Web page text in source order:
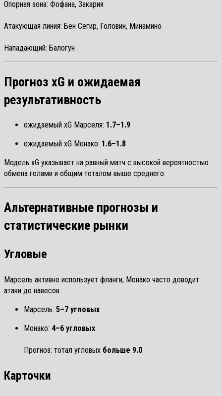
Опорная зона: Фофана, Закария
Атакующая линия: Бен Сегир, Головин, Минамино
Нападающий: Балогун
Прогноз xG и ожидаемая
результативность
ожидаемый xG Марселя: 1.7–1.9
ожидаемый xG Монако: 1.6–1.8
Модель xG указывает на равный матч с высокой вероятностью
обмена голами и общим тоталом выше среднего.
Альтернативные прогнозы и
статистические рынки
Угловые
Марсель активно использует фланги, Монако часто доводит
атаки до навесов.
Марсель: 5–7 угловых
Монако: 4–6 угловых
Прогноз: тотал угловых больше 9.0
Карточки